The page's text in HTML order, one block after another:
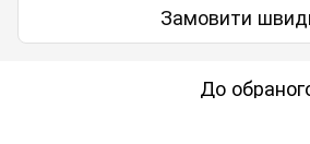
Замовити
До